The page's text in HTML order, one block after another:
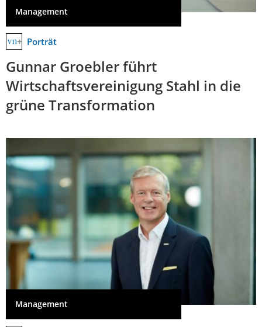
Management
Porträt
Gunnar Groebler führt
Wirtschaftsvereinigung Stahl in die
grüne Transformation
Management